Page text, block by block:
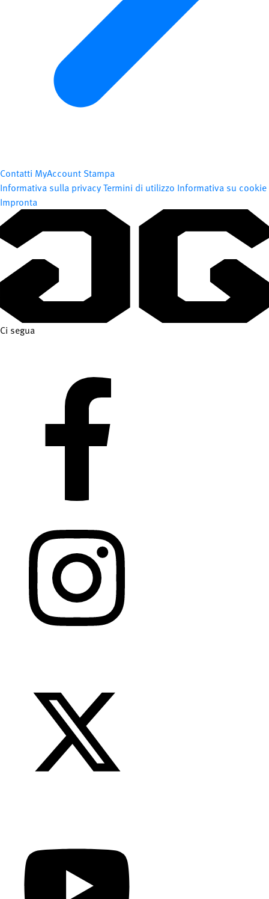
Contatti MyAccount Stampa
Informativa sulla privacyTermini di utilizzo Informativa su cookie
Impronta
Ci segua